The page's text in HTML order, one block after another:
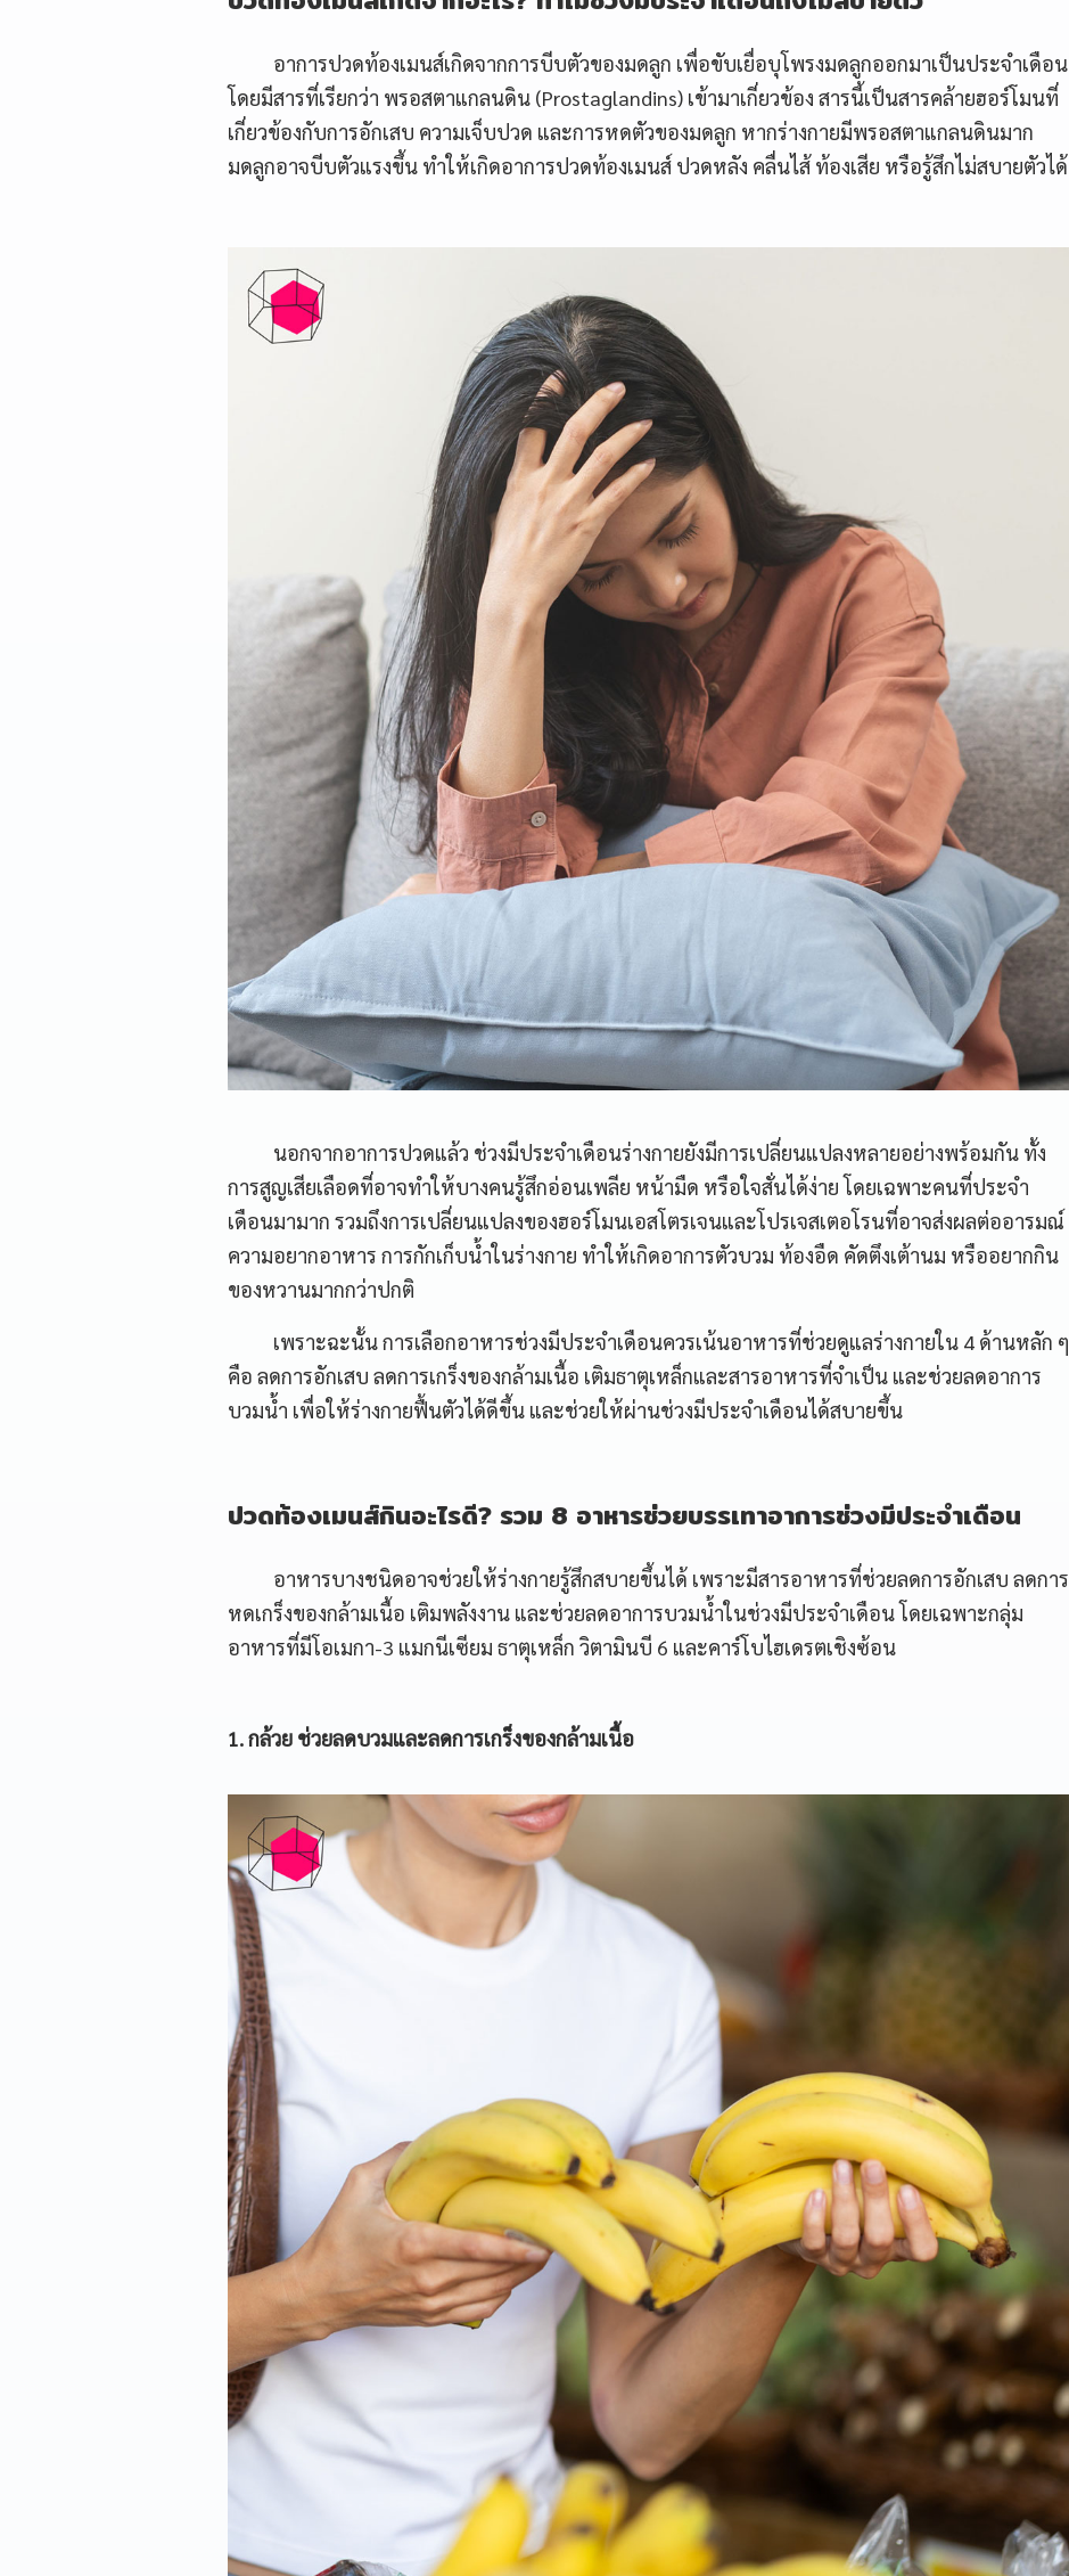
อาการปวดท้องเมนส์เกิดจากการบีบตัวของมดลูก เพื่อขับเยื่อบุโพรงมดลูกออกมาเป็นประจำเดือน
โดยมีสารที่เรียกว่า พรอสตาแกลนดิน (Prostaglandins) เข้ามาเกี่ยวข้อง สารนี้เป็นสารคล้ายฮอร์โมนที่
เกี่ยวข้องกับการอักเสบ ความเจ็บปวด และการหดตัวของมดลูก หากร่างกายมีพรอสตาแกลนดินมาก
มดลูกอาจบีบตัวแรงขึ้น ทำให้เกิดอาการปวดท้องเมนส์ ปวดหลัง คลื่นไส้ ท้องเสีย หรือรู้สึกไม่สบายตัวได้
นอกจากอาการปวดแล้ว ช่วงมีประจำเดือนร่างกายยังมีการเปลี่ยนแปลงหลายอย่างพร้อมกัน ทั้ง
การสูญเสียเลือดที่อาจทำให้บางคนรู้สึกอ่อนเพลีย หน้ามืด หรือใจสั่นได้ง่าย โดยเฉพาะคนที่ประจำ
เดือนมามาก รวมถึงการเปลี่ยนแปลงของฮอร์โมนเอสโตรเจนและโปรเจสเตอโรนที่อาจส่งผลต่ออารมณ์
ความอยากอาหาร การกักเก็บน้ำในร่างกาย ทำให้เกิดอาการตัวบวม ท้องอืด คัดตึงเต้านม หรืออยากกิน
ของหวานมากกว่าปกติ
เพราะฉะนั้น การเลือกอาหารช่วงมีประจำเดือนควรเน้นอาหารที่ช่วยดูแลร่างกายใน 4 ด้านหลัก ๆ
คือ ลดการอักเสบ ลดการเกร็งของกล้ามเนื้อ เติมธาตุเหล็กและสารอาหารที่จำเป็น และช่วยลดอาการ
บวมน้ำ เพื่อให้ร่างกายฟื้นตัวได้ดีขึ้น และช่วยให้ผ่านช่วงมีประจำเดือนได้สบายขึ้น
ปวดท้องเมนส์กินอะไรดี? รวม 8 อาหารช่วยบรรเทาอาการช่วงมีประจำเดือน
อาหารบางชนิดอาจช่วยให้ร่างกายรู้สึกสบายขึ้นได้ เพราะมีสารอาหารที่ช่วยลดการอักเสบ ลดการ
หดเกร็งของกล้ามเนื้อ เติมพลังงาน และช่วยลดอาการบวมน้ำในช่วงมีประจำเดือน โดยเฉพาะกลุ่ม
อาหารที่มีโอเมกา-3 แมกนีเซียม ธาตุเหล็ก วิตามินบี 6 และคาร์โบไฮเดรตเชิงซ้อน
1. กล้วย ช่วยลดบวมและลดการเกร็งของกล้ามเนื้อ